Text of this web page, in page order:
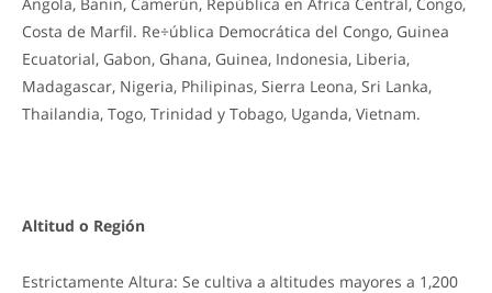
Costa de Marfil. Re÷ública Democrática del Congo, Guinea
Ecuatorial, Gabon, Ghana, Guinea, Indonesia, Liberia,
Madagascar, Nigeria, Philipinas, Sierra Leona, Sri Lanka,
Thailandia, Togo, Trinidad y Tobago, Uganda, Vietnam.
Altitud o Región
Estrictamente Altura: Se cultiva a altitudes mayores a 1,200